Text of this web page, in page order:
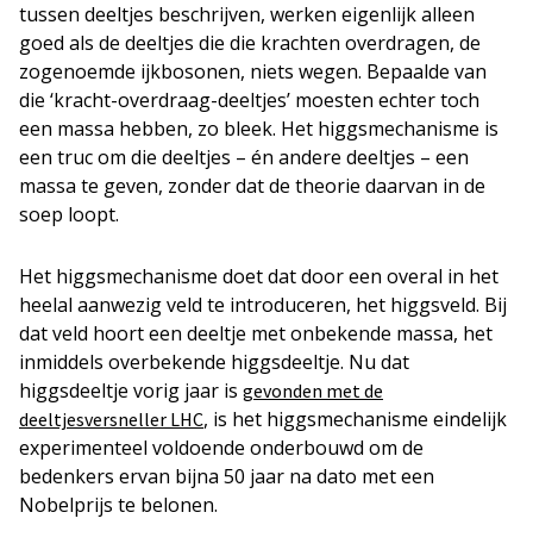
tussen deeltjes beschrijven, werken eigenlijk alleen
goed als de deeltjes die die krachten overdragen, de
zogenoemde ijkbosonen, niets wegen. Bepaalde van
die ‘kracht-overdraag-deeltjes’ moesten echter toch
een massa hebben, zo bleek. Het higgsmechanisme is
een truc om die deeltjes – én andere deeltjes – een
massa te geven, zonder dat de theorie daarvan in de
soep loopt.
Het higgsmechanisme doet dat door een overal in het
heelal aanwezig veld te introduceren, het higgsveld. Bij
dat veld hoort een deeltje met onbekende massa, het
inmiddels overbekende higgsdeeltje. Nu dat
higgsdeeltje vorig jaar is gevonden met de
deeltjesversneller LHC, is het higgsmechanisme eindelijk
experimenteel voldoende onderbouwd om de
bedenkers ervan bijna 50 jaar na dato met een
Nobelprijs te belonen.